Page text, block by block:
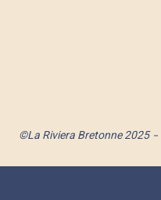
©La Riviera Bretonne 2025